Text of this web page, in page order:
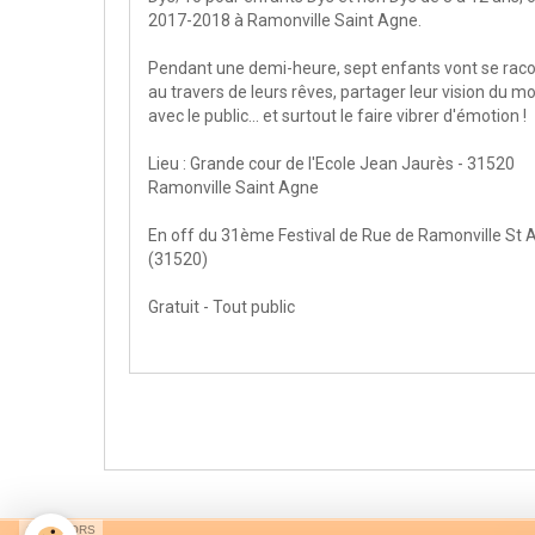
2017-2018 à Ramonville Saint Agne.
Pendant une demi-heure, sept enfants vont se
au travers de leurs rêves, partager leur vision du
avec le public... et surtout le faire vibrer d'émotion !
Lieu : Grande cour de l'Ecole Jean Jaurès - 31520
Ramonville Saint Agne
En off du 31ème Festival de Rue de Ramonville St
(31520)
Gratuit - Tout public
SPONSORS